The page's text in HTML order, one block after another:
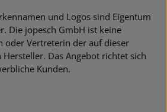
und Logos sind Eigentum
Die jopesch GmbH ist keine
oder Vertreterin der auf dieser
Das Angebot richtet sich
Kunden.